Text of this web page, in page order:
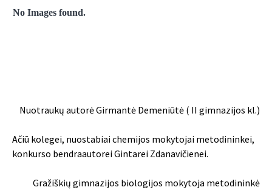
No Images found.
Nuotraukų autorė Girmantė Demeniūtė ( II gimnazijos kl.)
Ačiū kolegei, nuostabiai chemijos mokytojai metodininkei,
konkurso bendraautorei Gintarei Zdanavičienei.
Gražiškių gimnazijos biologijos mokytoja metodininkė